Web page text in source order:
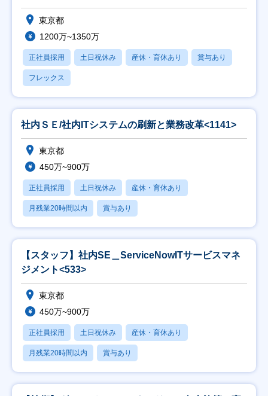
東京都
1200万~1350万
正社員採用 土日祝休み 産休・育休あり 賞与あり
フレックス
社内ＳＥ/社内ITシステムの刷新と業務改革<1141>
東京都
450万~900万
正社員採用 土日祝休み 産休・育休あり
月残業20時間以内 賞与あり
【スタッフ】社内SE＿ServiceNowITサービスマネ
ジメント<533>
東京都
450万~900万
正社員採用 土日祝休み 産休・育休あり
月残業20時間以内 賞与あり